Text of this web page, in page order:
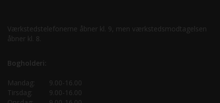
Værkstedstelefonerne åbner kl. 9, men værkstedsmodtagelsen
åbner kl. 8.
Bogholderi:
Mandag:
9.00-16.00
Tirsdag:
9.00-16.00